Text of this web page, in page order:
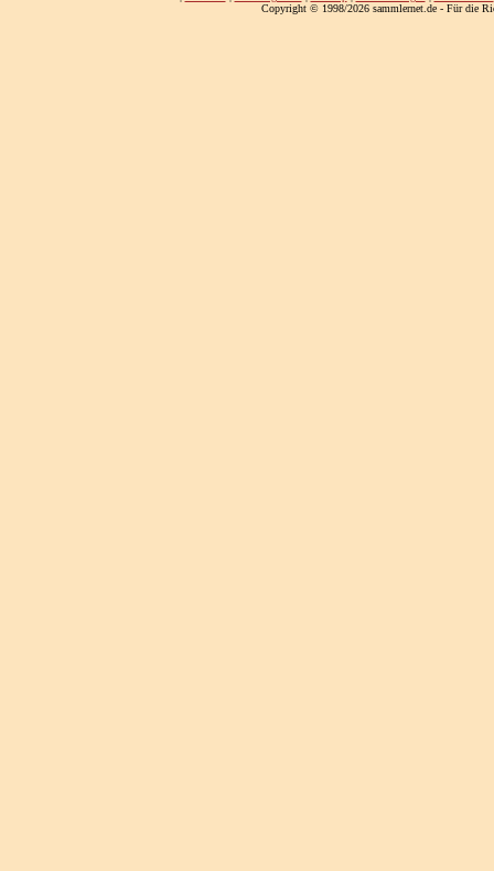
Copyright © 1998/2026 sammlernet.de - Für die